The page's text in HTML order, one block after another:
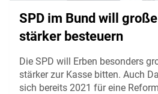
SPD im Bund will
stärker besteuern
Die SPD will Erben besonders
stärker zur Kasse bitten. Auch
sich bereits 2021 für eine